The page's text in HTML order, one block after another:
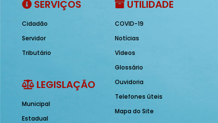
SERVIÇOS
Cidadão
Servidor
Tributário
LEGISLAÇÃO
Municipal
Estadual
UTILIDADE
COVID-19
Notícias
Vídeos
Glossário
Ouvidoria
Telefones úteis
Mapa do Site